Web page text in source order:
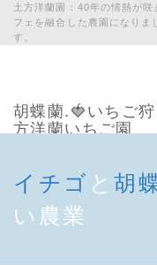
土方洋蘭園：40年の情熱が
フェを融合した農園になりま
す。
胡蝶蘭.🍓いちご
方洋蘭いちご園
イチゴ と 胡
い農業